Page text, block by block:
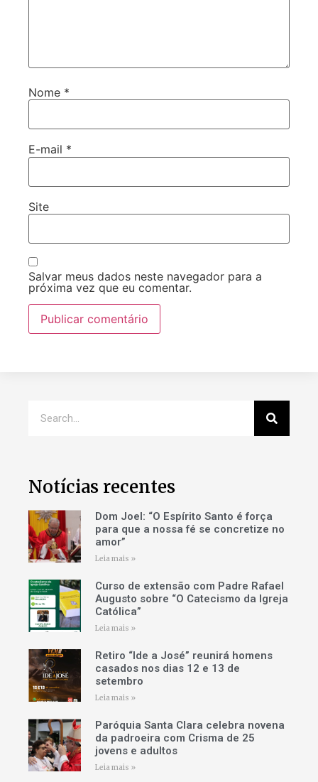
Nome *
E-mail *
Site
Salvar meus dados neste navegador para a
próxima vez que eu comentar.
Notícias recentes
Dom Joel: “O Espírito Santo é força
para que a nossa fé se concretize no
amor”
Leia mais »
Curso de extensão com Padre Rafael
Augusto sobre “O Catecismo da Igreja
Católica”
Leia mais »
Retiro “Ide a José” reunirá homens
casados nos dias 12 e 13 de
setembro
Leia mais »
Paróquia Santa Clara celebra novena
da padroeira com Crisma de 25
jovens e adultos
Leia mais »